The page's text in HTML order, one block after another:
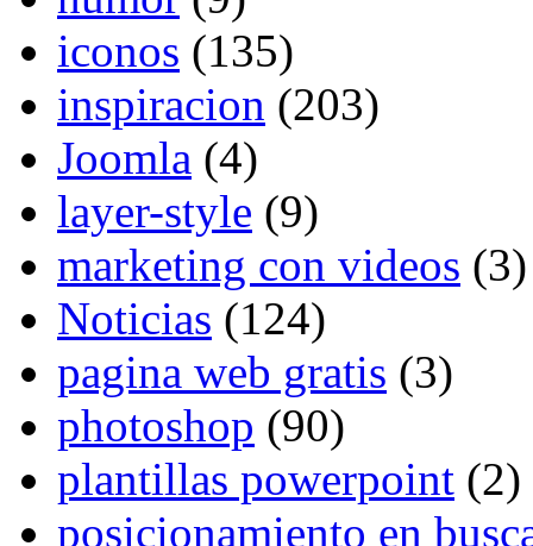
iconos (135)
inspiracion (203)
Joomla (4)
layer-style (9)
marketing con videos (3)
Noticias (124)
pagina web gratis (3)
photoshop (90)
plantillas powerpoint (2)
posicionamiento en